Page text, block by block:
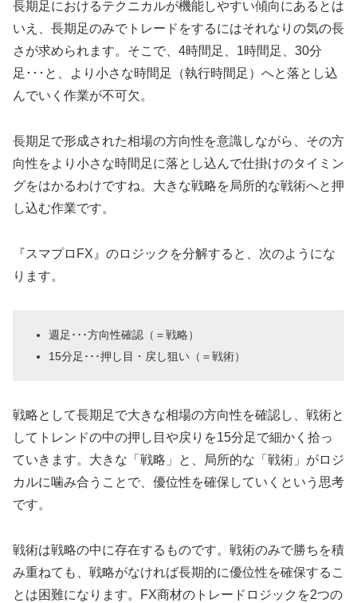
長期足におけるテクニカルが機能しやすい傾向にあるとは
いえ、長期足のみでトレードをするにはそれなりの気の長
さが求められます。そこで、4時間足、1時間足、30分
足･･･と、より小さな時間足（執行時間足）へと落とし込
んでいく作業が不可欠。
長期足で形成された相場の方向性を意識しながら、その方
向性をより小さな時間足に落とし込んで仕掛けのタイミン
グをはかるわけですね。大きな戦略を局所的な戦術へと押
し込む作業です。
『スマプロFX』のロジックを分解すると、次のようにな
ります。
週足･･･方向性確認（＝戦略）
15分足･･･押し目・戻し狙い（＝戦術）
戦略として長期足で大きな相場の方向性を確認し、戦術と
してトレンドの中の押し目や戻りを15分足で細かく拾っ
ていきます。大きな「戦略」と、局所的な「戦術」がロジ
カルに噛み合うことで、優位性を確保していくという思考
です。
戦術は戦略の中に存在するものです。戦術のみで勝ちを積
み重ねても、戦略がなければ長期的に優位性を確保するこ
とは困難になります。FX商材のトレードロジックを2つの